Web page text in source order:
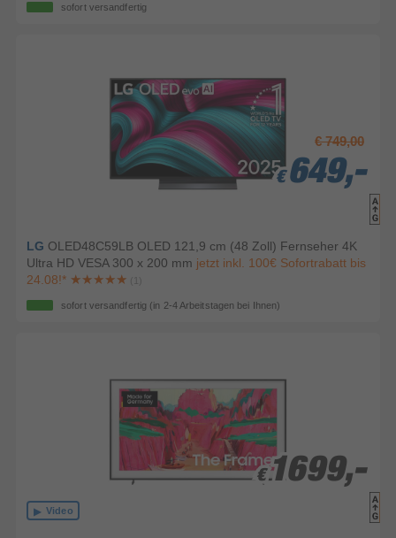
sofort versandfertig
€ 749,00
€ 649,-
€ 649,-
€ 649,-
LG OLED48C59LB OLED 121,9 cm (48 Zoll) Fernseher 4K
Ultra HD VESA 300 x 200 mm jetzt inkl. 100€ Sofortrabatt bis
24.08!*
(1)
sofort versandfertig (in 2-4 Arbeitstagen bei Ihnen)
Video
€ 1699,-
€ 1699,-